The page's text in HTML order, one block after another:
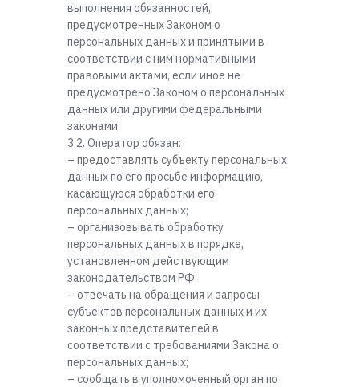
выполнения обязанностей,
предусмотренных Законом о
персональных данных и принятыми в
соответствии с ним нормативными
правовыми актами, если иное не
предусмотрено Законом о персональных
данных или другими федеральными
законами.
3.2. Оператор обязан:
– предоставлять субъекту персональных
данных по его просьбе информацию,
касающуюся обработки его
персональных данных;
– организовывать обработку
персональных данных в порядке,
установленном действующим
законодательством РФ;
– отвечать на обращения и запросы
субъектов персональных данных и их
законных представителей в
соответствии с требованиями Закона о
персональных данных;
– сообщать в уполномоченный орган по